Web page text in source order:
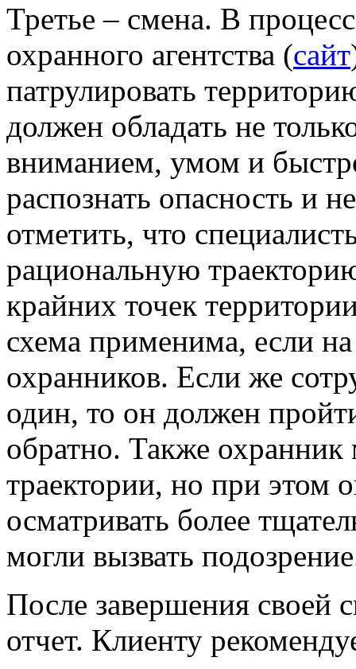
Третье – смена. В
охранного агентства (сайт
патрулировать
должен обладать не
вниманием, умом и
распознать опасность и
отметить, что
рациональную
крайних точек
схема применима, если
охранников. Если же
один, то он должен
обратно. Также
траектории, но при этом
осматривать более
могли вызвать
После завершения своей
отчет. Клиенту